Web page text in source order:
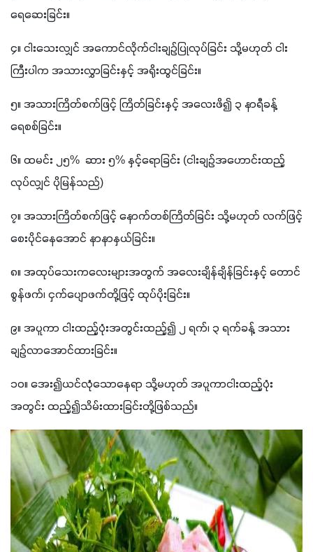
ရေဆေးခြင်း။
၄။ ငါးသေးလျှင် အကောင်လိုက်ငါးချဉ်ပြုလုပ်ခြင်း သို့မဟုတ် ငါး
ကြီးပါက အသားလွှာခြင်းနှင့် အရိုးထွင်ခြင်း။
၅။ အသားကြိတ်စက်ဖြင့် ကြိတ်ခြင်းနှင့် အလေးဖိ၍ ၃ နာရီခန့်
ရေစစ်ခြင်း။
၆။ ထမင်း ၂၅%  ဆား ၅% နှင့်ရောခြင်း (ငါးချဉ်အဟောင်းထည့်
လုပ်လျှင် ပိုမြန်သည်)
၇။ အသားကြိတ်စက်ဖြင့် နောက်တစ်ကြိတ်ခြင်း သို့မဟုတ် လက်ဖြင့်
စေးပိုင်နေအောင် နာနာနှယ်ခြင်း။
၈။ အထုပ်သေးကလေးများအတွက် အလေးချိန်ချိန်ခြင်းနှင့် တောင်
စွန်ဖက်၊ ငှက်ပျောဖက်တို့ဖြင့် ထုပ်ပိုးခြင်း။
၉။ အပူကာ ငါးထည့်ပုံးအတွင်းထည့်၍ ၂ ရက်၊ ၃ ရက်ခန့် အသား
ချဉ်လာအောင်ထားခြင်း။
၁၀။ အေး၍ယင်လုံသောနေရာ သို့မဟုတ် အပူကာငါးထည့်ပုံး
အတွင်း ထည့်၍သိမ်းထားခြင်းတို့ဖြစ်သည်။